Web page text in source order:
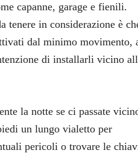
capanne, garage e fienili.
tenere in considerazione è
dal minimo movimento,
di installarli vicino
la notte se ci passate
un lungo vialetto per
pericoli o trovare le